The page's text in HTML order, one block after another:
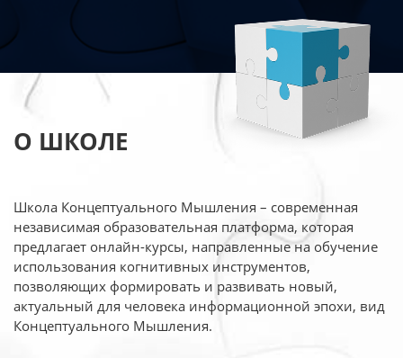
О ШКОЛЕ
Школа Концептуального Мышления – современная
независимая образовательная платформа, которая
предлагает онлайн-курсы, направленные на обучение
использования когнитивных инструментов,
позволяющих формировать и развивать новый,
актуальный для человека информационной эпохи, вид
Концептуального Мышления.